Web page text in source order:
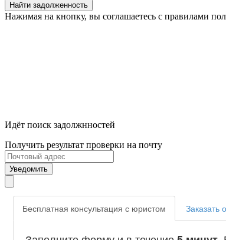
Найти задолженность
Нажимая на кнопку, вы соглашаетесь с правилами
Идёт поиск задолжнностей
Получить результат проверки на почту
Уведомить